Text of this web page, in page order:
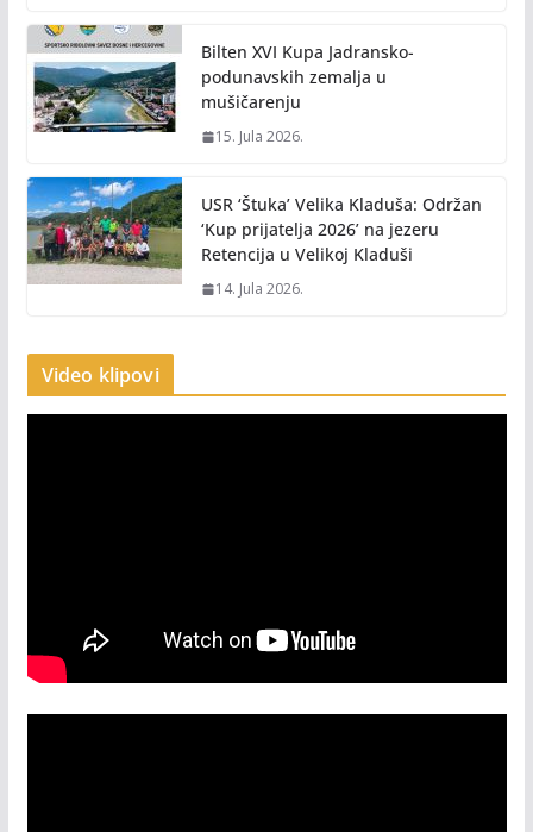
Bilten XVI Kupa Jadransko-
podunavskih zemalja u
mušičarenju
15. Jula 2026.
USR ‘Štuka’ Velika Kladuša: Održan
‘Kup prijatelja 2026’ na jezeru
Retencija u Velikoj Kladuši
14. Jula 2026.
Video klipovi